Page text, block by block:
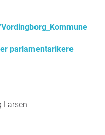
parlamentarikere
Larsen